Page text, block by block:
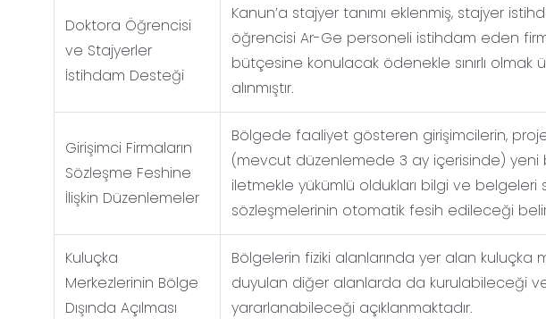
Doktora Öğrencisi
ve Stajyerler
İstihdam Desteği
Kanun’a stajyer tanımı eklenmiş, stajyer
öğrencisi Ar-Ge personeli istihdam eden
bütçesine konulacak ödenekle sınırlı
alınmıştır.
Girişimci Firmaların
Sözleşme Feshine
İlişkin Düzenlemeler
Bölgede faaliyet gösteren girişimcilerin,
(mevcut düzenlemede 3 ay içerisinde) yeni
iletmekle yükümlü oldukları bilgi ve
sözleşmelerinin otomatik fesih edileceği
Kuluçka
Merkezlerinin Bölge
Dışında Açılması
Bölgelerin fiziki alanlarında yer alan kuluçka
duyulan diğer alanlarda da kurulabileceği
yararlanabileceği açıklanmaktadır.